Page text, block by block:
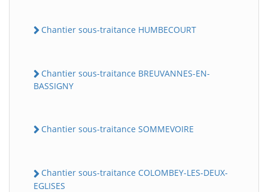
Chantier sous-traitance HUMBECOURT
Chantier sous-traitance BREUVANNES-EN-
BASSIGNY
Chantier sous-traitance SOMMEVOIRE
Chantier sous-traitance COLOMBEY-LES-DEUX-
EGLISES